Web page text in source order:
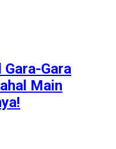
Gara
Main